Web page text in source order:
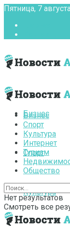
Пятница, 7
Бизнес
Спорт
Культура
Бизнес
Спорт
Культура
Интернет
Туризм
Общество
Нет результатов
Смотреть все